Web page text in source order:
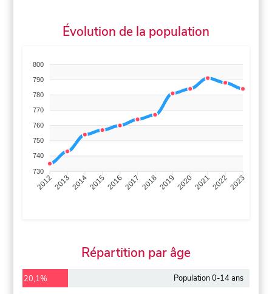
Évolution de la population
800
790
780
770
760
750
740
730
201220132014201520162017 20182019 2020202120222023
Répartition par âge
20,1% Population 0-14 ans